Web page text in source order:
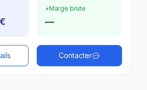
+Marge brute
—
Contacter